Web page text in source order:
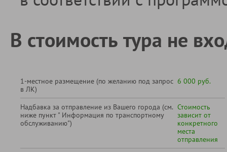
В стоимость тура не
1-местное размещение (по желанию под запрос
в ЛК)
6 000 руб.
Надбавка за отправление из Вашего города (см.
ниже пункт " Информация по транспортному
обслуживанию")
Стоимость
зависит от
конкретного
места
отправления